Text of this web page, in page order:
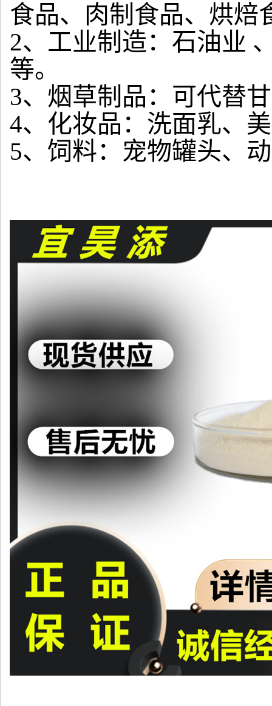
食品、肉制食品、烘
2、工业制造：石油业
等。
3、烟草制品：可代替
4、化妆品：洗面乳、
5、饲料：宠物罐头、